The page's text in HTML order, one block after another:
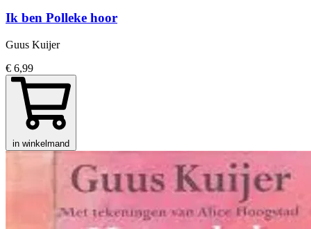
Ik ben Polleke hoor
Guus Kuijer
€ 6,99
in winkelmand